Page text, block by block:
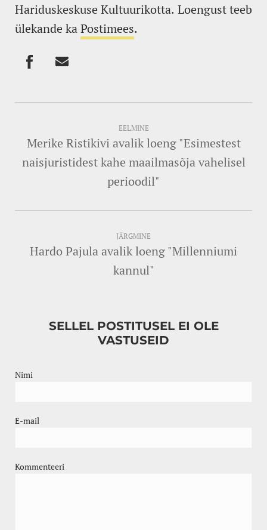
Hariduskeskuse Kultuurikotta. Loengust teeb
ülekande kaPostimees.
EELMINE
Merike Ristikivi avalik loeng "Esimestest
naisjuristidest kahe maailmasõja vahelisel
perioodil"
JÄRGMINE
Hardo Pajula avalik loeng "Millenniumi
kannul"
SELLEL POSTITUSEL EI OLE
VASTUSEID
Nimi
E-mail
Kommenteeri